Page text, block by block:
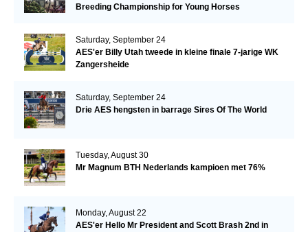
Breeding Championship for Young Horses
Saturday, September 24
AES'er Billy Utah tweede in kleine finale 7-jarige WK
Zangersheide
Saturday, September 24
Drie AES hengsten in barrage Sires Of The World
Tuesday, August 30
Mr Magnum BTH Nederlands kampioen met 76%
Monday, August 22
AES'er Hello Mr President and Scott Brash 2nd in